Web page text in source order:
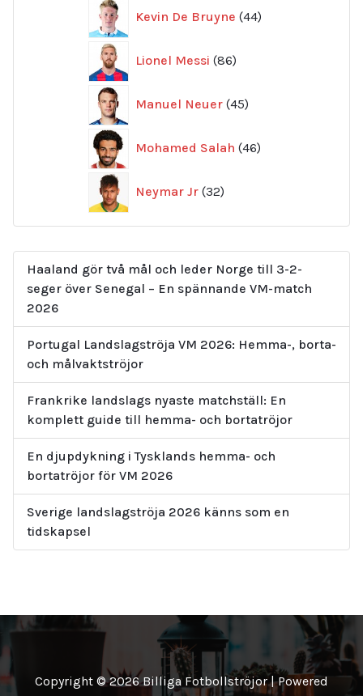
Kevin De Bruyne 44
produkter
Lionel Messi 86
produkter
Manuel Neuer 45
produkter
Mohamed Salah 46
produkter
Neymar Jr 32
produkter
Haaland gör två mål och leder Norge till 3-2-
seger över Senegal – En spännande VM-match
2026
Portugal Landslagströja VM 2026: Hemma-, borta-
och målvaktströjor
Frankrike landslags nyaste matchställ: En
komplett guide till hemma- och bortatröjor
En djupdykning i Tysklands hemma- och
bortatröjor för VM 2026
Sverige landslagströja 2026 känns som en
tidskapsel
Copyright © 2026 Billiga Fotbollströjor | Powered